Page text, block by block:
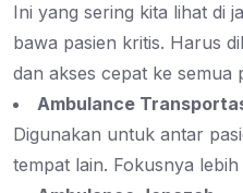
Ini yang sering kita lihat di
bawa pasien kritis. Harus
dan akses cepat ke semua
Ambulance
Digunakan untuk antar
tempat lain. Fokusnya